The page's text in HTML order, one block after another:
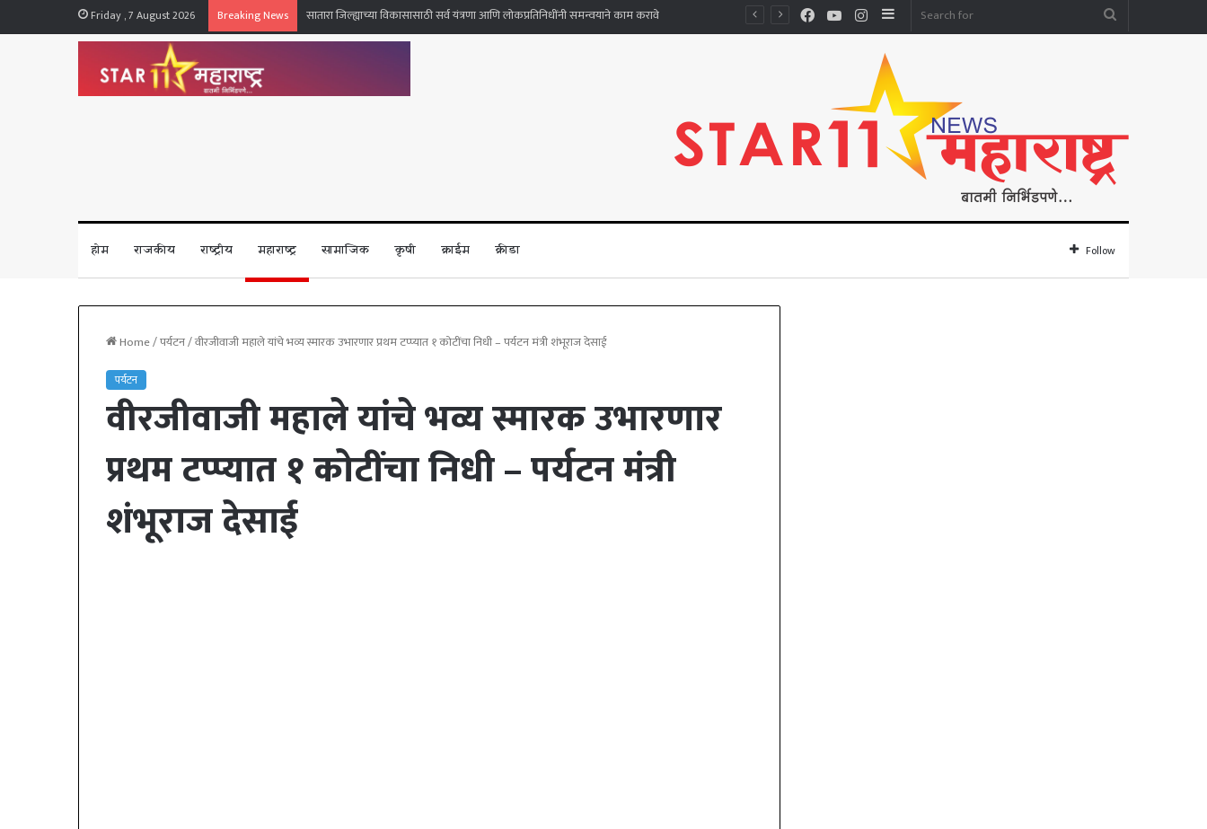
Friday , 7 August 2026 Breaking News जिल्ह्यात २२ ते २६ जुलै दरम्यान महाराजस्व अभियान
Search
Sidebar
Instagram
YouTube
Facebook
होम राजकीय राष्ट्रीय महाराष्ट्र सामाजिक कृषी क्राईम क्रीडा Follow
Home/पर्यटन/वीरजीवाजी महाले यांचे भव्य स्मारक उभारणार प्रथम टप्प्यात १ कोटींचा निधी – पर्यटन मंत्री शंभूराज देसाई
पर्यटन
वीरजीवाजी महाले यांचे भव्य स्मारक उभारणार
प्रथम टप्प्यात १ कोटींचा निधी – पर्यटन मंत्री
शंभूराज देसाई